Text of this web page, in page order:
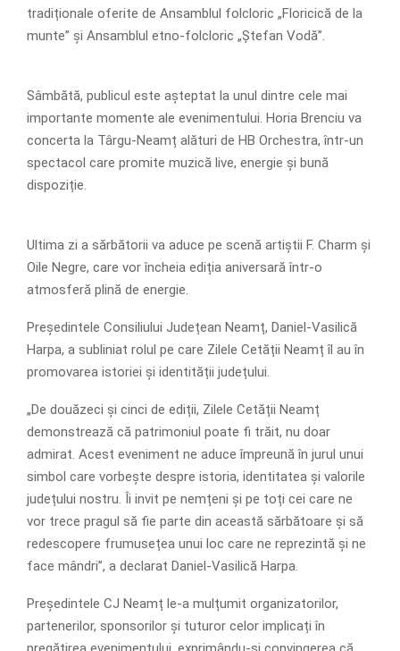
tradiționale oferite de Ansamblul folcloric „Floricică de la
munte” și Ansamblul etno-folcloric „Ștefan Vodă”.
Sâmbătă, publicul este așteptat la unul dintre cele mai
importante momente ale evenimentului. Horia Brenciu va
concerta la Târgu-Neamț alături de HB Orchestra, într-un
spectacol care promite muzică live, energie și bună
dispoziție.
Ultima zi a sărbătorii va aduce pe scenă artiștii F. Charm și
Oile Negre, care vor încheia ediția aniversară într-o
atmosferă plină de energie.
Președintele Consiliului Județean Neamț, Daniel-Vasilică
Harpa, a subliniat rolul pe care Zilele Cetății Neamț îl au în
promovarea istoriei și identității județului.
„De douăzeci și cinci de ediții, Zilele Cetății Neamț
demonstrează că patrimoniul poate fi trăit, nu doar
admirat. Acest eveniment ne aduce împreună în jurul unui
simbol care vorbește despre istoria, identitatea și valorile
județului nostru. Îi invit pe nemțeni și pe toți cei care ne
vor trece pragul să fie parte din această sărbătoare și să
redescopere frumusețea unui loc care ne reprezintă și ne
face mândri”, a declarat Daniel-Vasilică Harpa.
Președintele CJ Neamț le-a mulțumit organizatorilor,
partenerilor, sponsorilor și tuturor celor implicați în